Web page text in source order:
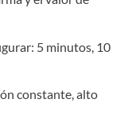
5 minutos, 10
constante, alto